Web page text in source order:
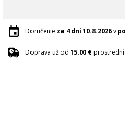
Doručenie za 4 dni 10.8.2026v
Doprava už od 15.00 €